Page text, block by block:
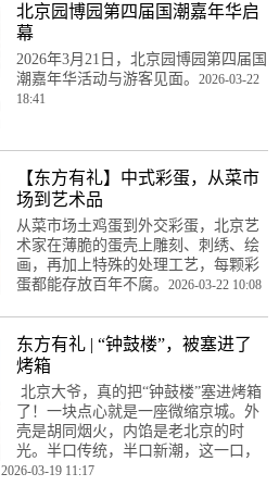
北京园博园第四届国潮嘉年华启
幕
2026年3月21日，北京园博园第四届国
潮嘉年华活动与游客见面。 2026-03-22
18:41
【东方有礼】中式彩蛋，从菜市
场到艺术品
从菜市场土鸡蛋到外交彩蛋，北京艺
术家在薄脆的蛋壳上雕刻、刺绣、绘
画，再加上特殊的处理工艺，每颗彩
蛋都能存放百年不腐。 2026-03-22 10:08
东方有礼 | “钟鼓楼”，被塞进了
烤箱
北京大爷，真的把“钟鼓楼”塞进烤箱
了！一块点心就是一座微缩京城。外
壳是胡同烟火，内馅是老北京的时
光。半口传统，半口新潮，这一口，
2026-03-19 11:17